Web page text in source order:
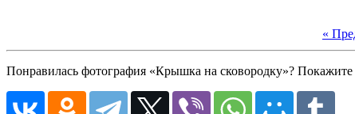
«
Понравилась фотография «Крышка на сковородку»?